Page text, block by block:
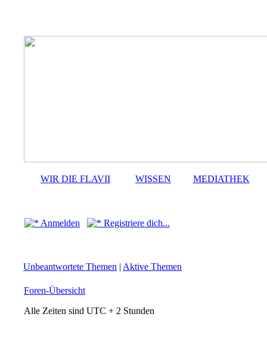
WIR DIE FLAVII WISSEN MEDIATHEK
Anmelden Registriere dich...
Unbeantwortete Themen | Aktive Themen
Foren-Übersicht
Alle Zeiten sind UTC + 2 Stunden